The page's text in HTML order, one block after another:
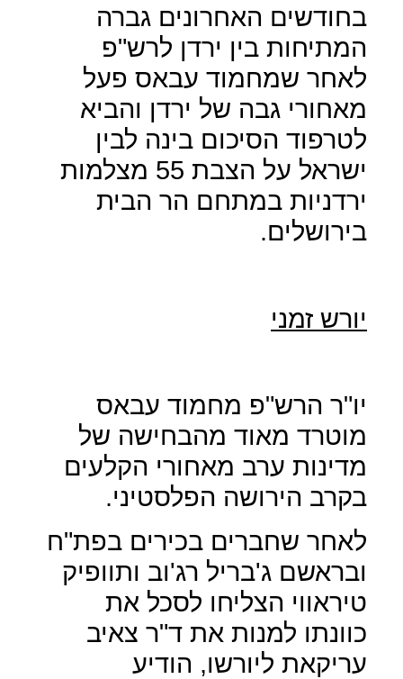
בחודשים האחרונים גברה
המתיחות בין ירדן לרש"פ
לאחר שמחמוד עבאס פעל
מאחורי גבה של ירדן והביא
לטרפוד הסיכום בינה לבין
ישראל על הצבת 55 מצלמות
ירדניות במתחם הר הבית
בירושלים.
יורש זמני
יו"ר הרש"פ מחמוד עבאס
מוטרד מאוד מהבחישה של
מדינות ערב מאחורי הקלעים
בקרב הירושה הפלסטיני.
לאחר שחברים בכירים בפת"ח
ובראשם ג'בריל רג'וב ותוופיק
טיראווי הצליחו לסכל את
כוונתו למנות את ד"ר צאיב
עריקאת ליורשו, הודיע